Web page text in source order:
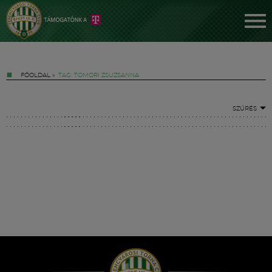
FŐOLDAL » TAG: TOMORI ZSUZSANNA
SZŰRÉS
Hírek